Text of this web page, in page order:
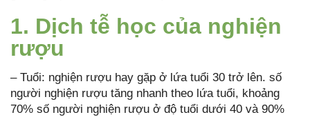
1. Dịch tễ học của nghiện
rượu
– Tuổi: nghiện rượu hay gặp ở lứa tuổi 30 trở lên. số
người nghiện rượu tăng nhanh theo lứa tuổi, khoảng
70% số người nghiện rượu ở độ tuổi dưới 40 và 90%